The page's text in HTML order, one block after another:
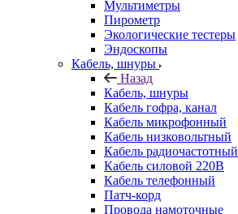
Мультиметры
Пирометр
Экологические тестеры
Эндоскопы
Кабель, шнуры
Назад
Кабель, шнуры
Кабель гофра, канал
Кабель микрофонный
Кабель низковольтный
Кабель радиочастотный
Кабель силовой 220В
Кабель телефонный
Патч-корд
Провода намоточные